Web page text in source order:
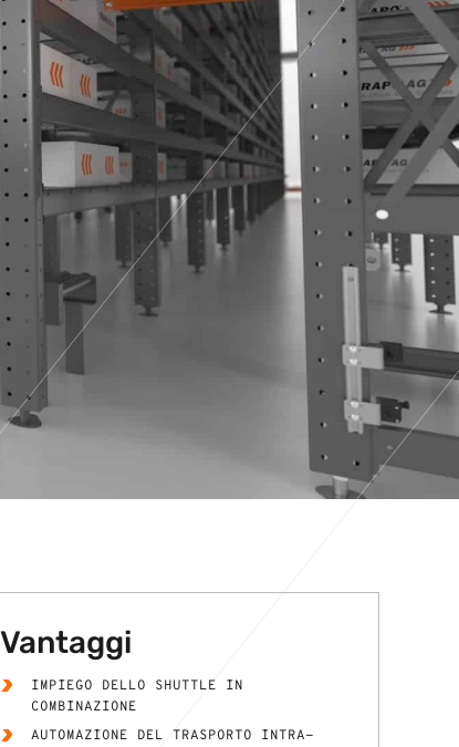
Vantaggi
IMPIEGO DELLO SHUTTLE IN
COMBINAZIONE
AUTOMAZIONE DEL TRASPORTO INTRA-